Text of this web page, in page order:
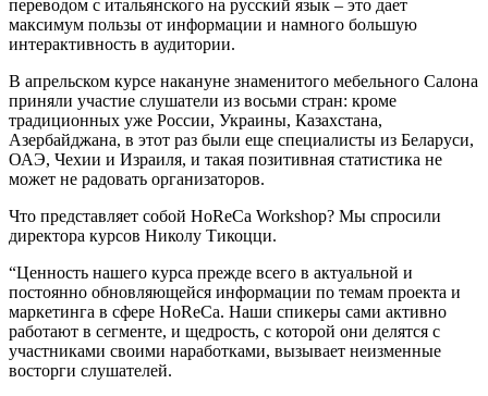
переводом с итальянского на русский язык – это дает
максимум пользы от информации и намного большую
интерактивность в аудитории.
В апрельском курсе накануне знаменитого мебельного Салона
приняли участие слушатели из восьми стран: кроме
традиционных уже России, Украины, Казахстана,
Азербайджана, в этот раз были еще специалисты из Беларуси,
ОАЭ, Чехии и Израиля, и такая позитивная статистика не
может не радовать организаторов.
Что представляет собой HoReCa Workshop? Мы спросили
директора курсов Николу Тикоцци.
“Ценность нашего курса прежде всего в актуальной и
постоянно обновляющейся информации по темам проекта и
маркетинга в сфере HoReCa. Наши спикеры сами активно
работают в сегменте, и щедрость, с которой они делятся с
участниками своими наработками, вызывает неизменные
восторги слушателей.